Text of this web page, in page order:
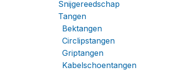
Snijgereedschap
Tangen
Bektangen
Circlipstangen
Griptangen
Kabelschoentangen